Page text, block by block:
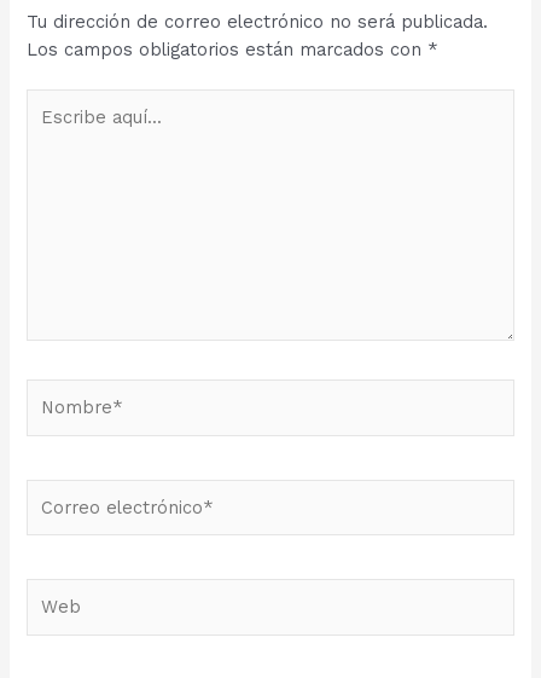
Tu dirección de correo electrónico no será publicada.
Los campos obligatorios están marcados con *
aquí...
electrónico*